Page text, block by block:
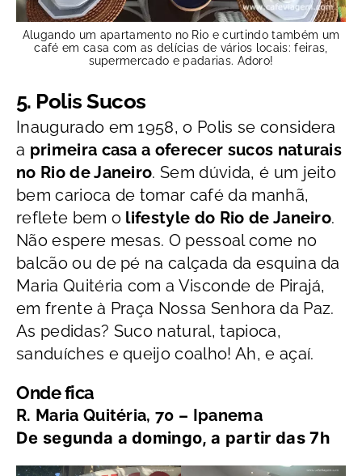
Alugando um apartamento no Rio e curtindo também um
café em casa com as delícias de vários locais: feiras,
supermercado e padarias. Adoro!
5. Polis Sucos
Inaugurado em 1958, o Polis se considera
a primeira casa a oferecer sucos naturais
no Rio de Janeiro. Sem dúvida, é um jeito
bem carioca de tomar café da manhã,
reflete bem o lifestyle do Rio de Janeiro.
Não espere mesas. O pessoal come no
balcão ou de pé na calçada da esquina da
Maria Quitéria com a Visconde de Pirajá,
em frente à Praça Nossa Senhora da Paz.
As pedidas? Suco natural, tapioca,
sanduíches e queijo coalho! Ah, e açaí.
Onde fica
R. Maria Quitéria, 70 – Ipanema
De segunda a domingo, a partir das 7h